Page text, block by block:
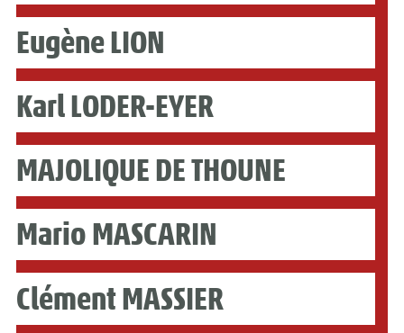
Eugène LION
Karl LODER-EYER
MAJOLIQUE DE THOUNE
Mario MASCARIN
Clément MASSIER